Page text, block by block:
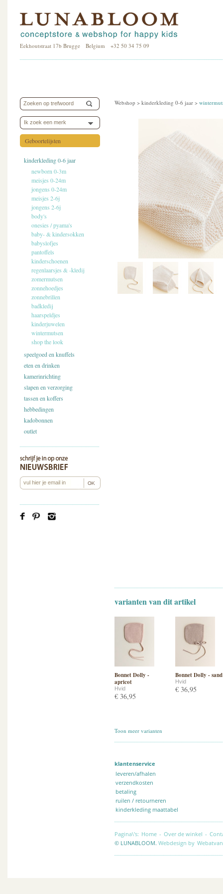
Eekhoutstraat 17b Brugge Belgium +32 50 34 75 09
Ik zoek een merk
Geboortelijsten
kinderkleding 0-6 jaar
newborn 0-3m
meisjes 0-24m
jongens 0-24m
meisjes 2-6j
jongens 2-6j
body's
onesies / pyama's
baby- & kindersokken
babyslofjes
pantoffels
kinderschoenen
regenlaarsjes & -kledij
zomermutsen
zonnehoedjes
zonnebrillen
badkledij
haarspeldjes
kinderjuwelen
wintermutsen
shop the look
speelgoed en knuffels
eten en drinken
kamerinrichting
slapen en verzorging
tassen en koffers
hebbedingen
kadobonnen
outlet
Webshop > kinderkleding 0-6 jaar >
varianten van dit artikel
Bonnet Dolly -
apricot
Hvid
€ 36,95
Bonnet Dolly - sand
Hvid
€ 36,95
Toon meer varianten
klantenservice
leveren/afhalen
verzendkosten
betaling
ruilen / retourneren
kinderkleding maattabel
Pagina\'s: Home - Over de winkel -
© LUNABLOOM. Webdesign by